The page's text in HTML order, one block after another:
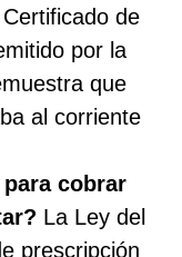
de
por la
que
al corriente
cobrar
La Ley del
prescripción